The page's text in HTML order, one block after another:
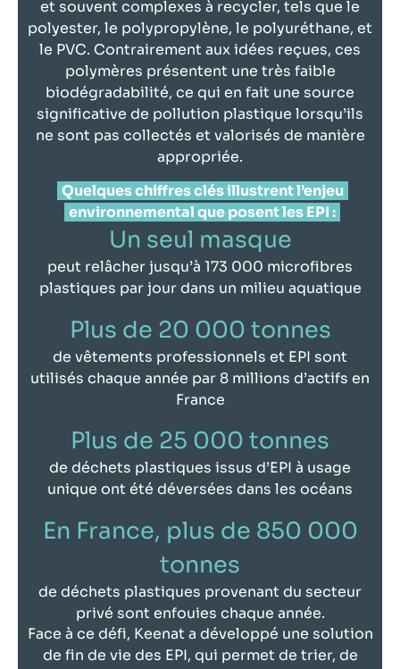
et souvent complexes à recycler, tels que le
polyester, le polypropylène, le polyuréthane, et
le PVC. Contrairement aux idées reçues, ces
polymères présentent une très faible
biodégradabilité, ce qui en fait une source
significative de pollution plastique lorsqu’ils
ne sont pas collectés et valorisés de manière
appropriée.
Quelques chiffres clés illustrent l’enjeu
environnemental que posent les EPI :
Un seul masque
peut relâcher jusqu’à 173 000 microfibres
plastiques par jour dans un milieu aquatique
Plus de 20 000 tonnes
de vêtements professionnels et EPI sont
utilisés chaque année par 8 millions d’actifs en
France
Plus de 25 000 tonnes
de déchets plastiques issus d’EPI à usage
unique ont été déversées dans les océans
En France, plus de 850 000
tonnes
de déchets plastiques provenant du secteur
privé sont enfouies chaque année.
Face à ce défi, Keenat a développé une solution
de fin de vie des EPI, qui permet de trier, de